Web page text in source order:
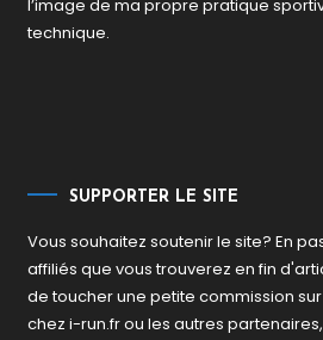
l’image de ma propre pratique
technique.
SUPPORTER LE SITE
Vous souhaitez soutenir le site? En
affiliés que vous trouverez en fin
de toucher une petite commission
chez i-run.fr ou les autres